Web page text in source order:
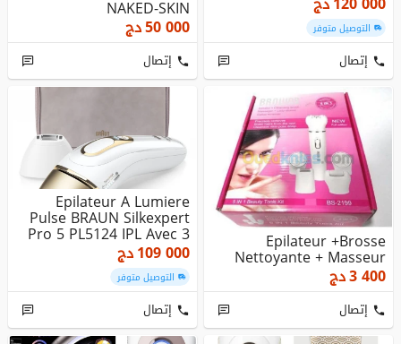
التوصيل متوفر
إتصال
NAKED-SKIN
50 000دج
إتصال
Epilateur +Brosse
Nettoyante + Masseur
3 400دج
إتصال
Epilateur A Lumiere
Pulse BRAUN Silkexpert
Pro 5 PL5124 IPL Avec 3
Acc...
109 000دج
التوصيل متوفر
إتصال